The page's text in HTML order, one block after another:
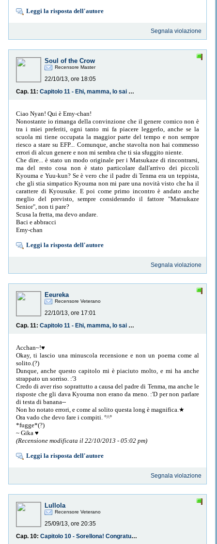
Leggi la risposta dell'autore
Segnala violazione
Soul of the Crow
Recensore Master
22/10/13, ore 18:05
Cap. 11:
Capitolo 11 - Ehi, mamma, lo sai che il nonno è buffo?
Ciao Nyan! Qui è Emy-chan!
Nonostante io rimanga della convinzione che il genere comico non è
tra i miei preferiti, ogni tanto mi fa piacere leggerlo, anche se la
scuola mi tiene occupata la maggior parte del tempo e non sempre
riesco a stare su EFP... Comunque, anche stavolta non hai commesso
errori di alcun genere e non mi sembra che ti sia sfuggito niente.
Che dire... è stato un modo originale per i Matsukaze di rincontrarsi,
ma del resto cosa non è stato particolare dall'arrivo dei piccoli
Kyouma e Yuu-kun? Se è vero che il padre di Tenma era un teppista,
che gli stia simpatico Kyouma non mi pare una novità visto che ha il
carattere di Kyousuke. E poi come primo incontro è andato anche
meglio del previsto, sempre considerando il fattore "Matsukaze
Senior", non ti pare?
Scusa la fretta, ma devo andare.
Baci e abbracci
Emy-chan
Leggi la risposta dell'autore
Segnala violazione
Eeureka
Recensore Veterano
22/10/13, ore 17:01
Cap. 11:
Capitolo 11 - Ehi, mamma, lo sai che il nonno è buffo?
Acchan~!♥
Okay, ti lascio una minuscola recensione e non un poema come al
solito.(?)
Dunque, anche questo capitolo mi è piaciuto molto, e mi ha anche
strappato un sorriso. :'3
Credo di aver riso soprattutto a causa del padre di Tenma, ma anche le
risposte che gli dava Kyouma non erano da meno. :'D per non parlare
di testa di banana--
Non ho notato errori, e come al solito questa long è magnifica.★
Ora vado che devo fare i compiti. °^°
*fugge*(?)
~ Gika ♥
(Recensione modificata il 22/10/2013 - 05:02 pm)
Leggi la risposta dell'autore
Segnala violazione
Lullola
Recensore Veterano
25/09/13, ore 20:35
Cap. 10:
Capitolo 10 - Sorellona! Congratulazioni!